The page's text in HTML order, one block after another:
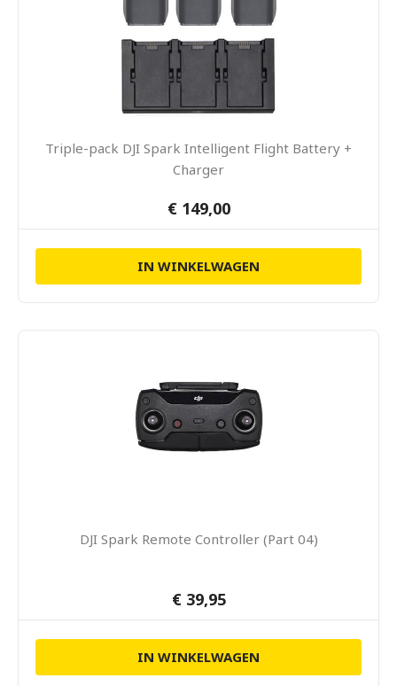
Triple-pack DJI Spark Intelligent Flight Battery +
Charger
€ 149,00
IN WINKELWAGEN
DJI Spark Remote Controller (Part 04)
€ 39,95
IN WINKELWAGEN